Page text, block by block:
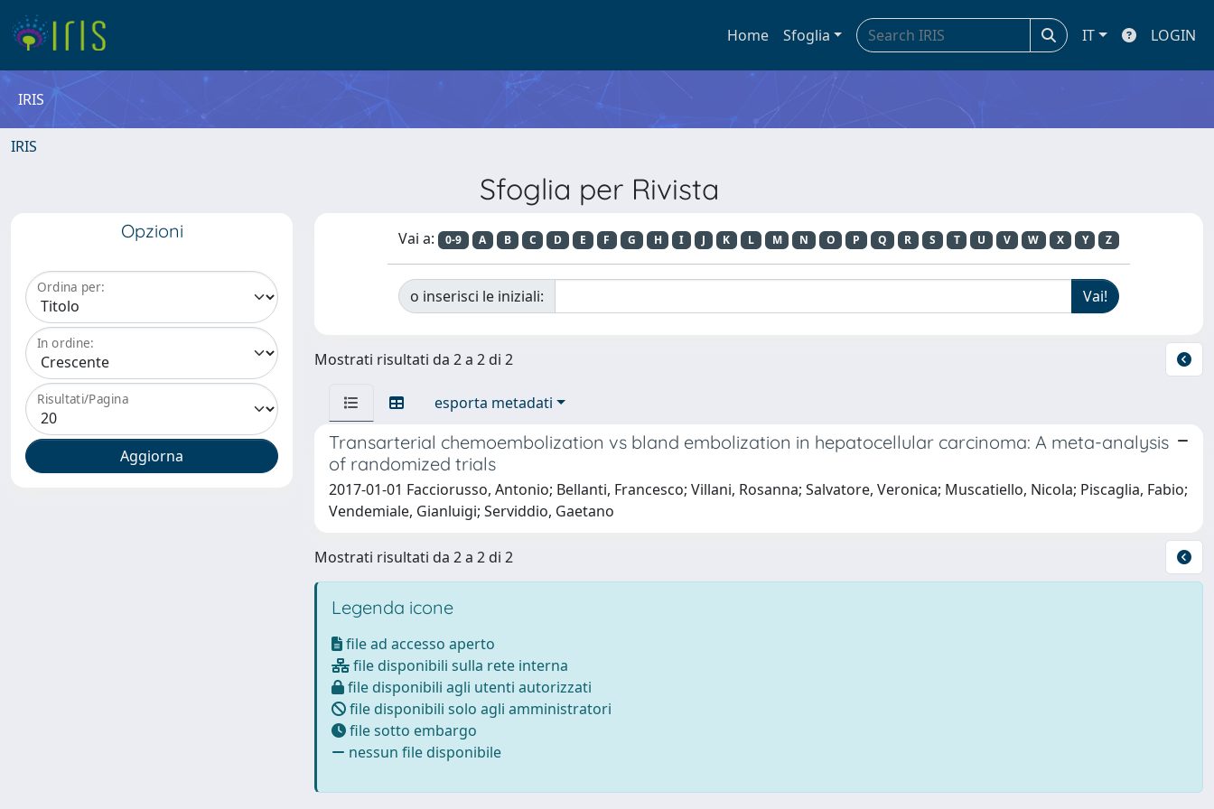
Home Sfoglia IT LOGIN
IRIS
IRIS
Sfoglia per Rivista
Opzioni
Ordina per:
In ordine:
Risultati/Pagina
Vai a: 0-9 A B C D E F G H I J K L M N O P Q R S T U V W X Y Z
o inserisci le iniziali:
Mostrati risultati da 2 a 2 di 2
esporta metadati
Transarterial chemoembolization vs bland embolization in hepatocellular carcinoma: A meta-analysis
of randomized trials
2017-01-01 Facciorusso, Antonio; Bellanti, Francesco; Villani, Rosanna; Salvatore, Veronica; Muscatiello, Nicola; Piscaglia, Fabio;
Vendemiale, Gianluigi; Serviddio, Gaetano
Mostrati risultati da 2 a 2 di 2
Legenda icone
file ad accesso aperto
file disponibili sulla rete interna
file disponibili agli utenti autorizzati
file disponibili solo agli amministratori
file sotto embargo
nessun file disponibile